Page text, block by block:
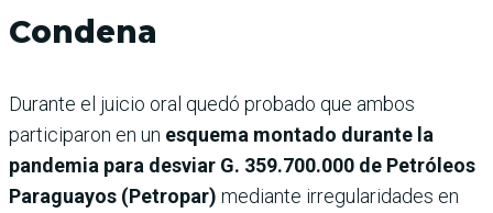
Condena
Durante el juicio oral quedó probado que ambos
participaron en un esquema montado durante la
pandemia para desviar G. 359.700.000 de Petróleos
Paraguayos (Petropar) mediante irregularidades en